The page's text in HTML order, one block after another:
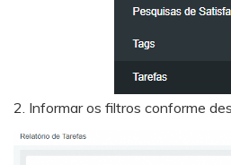
2. Informar os filtros conforme